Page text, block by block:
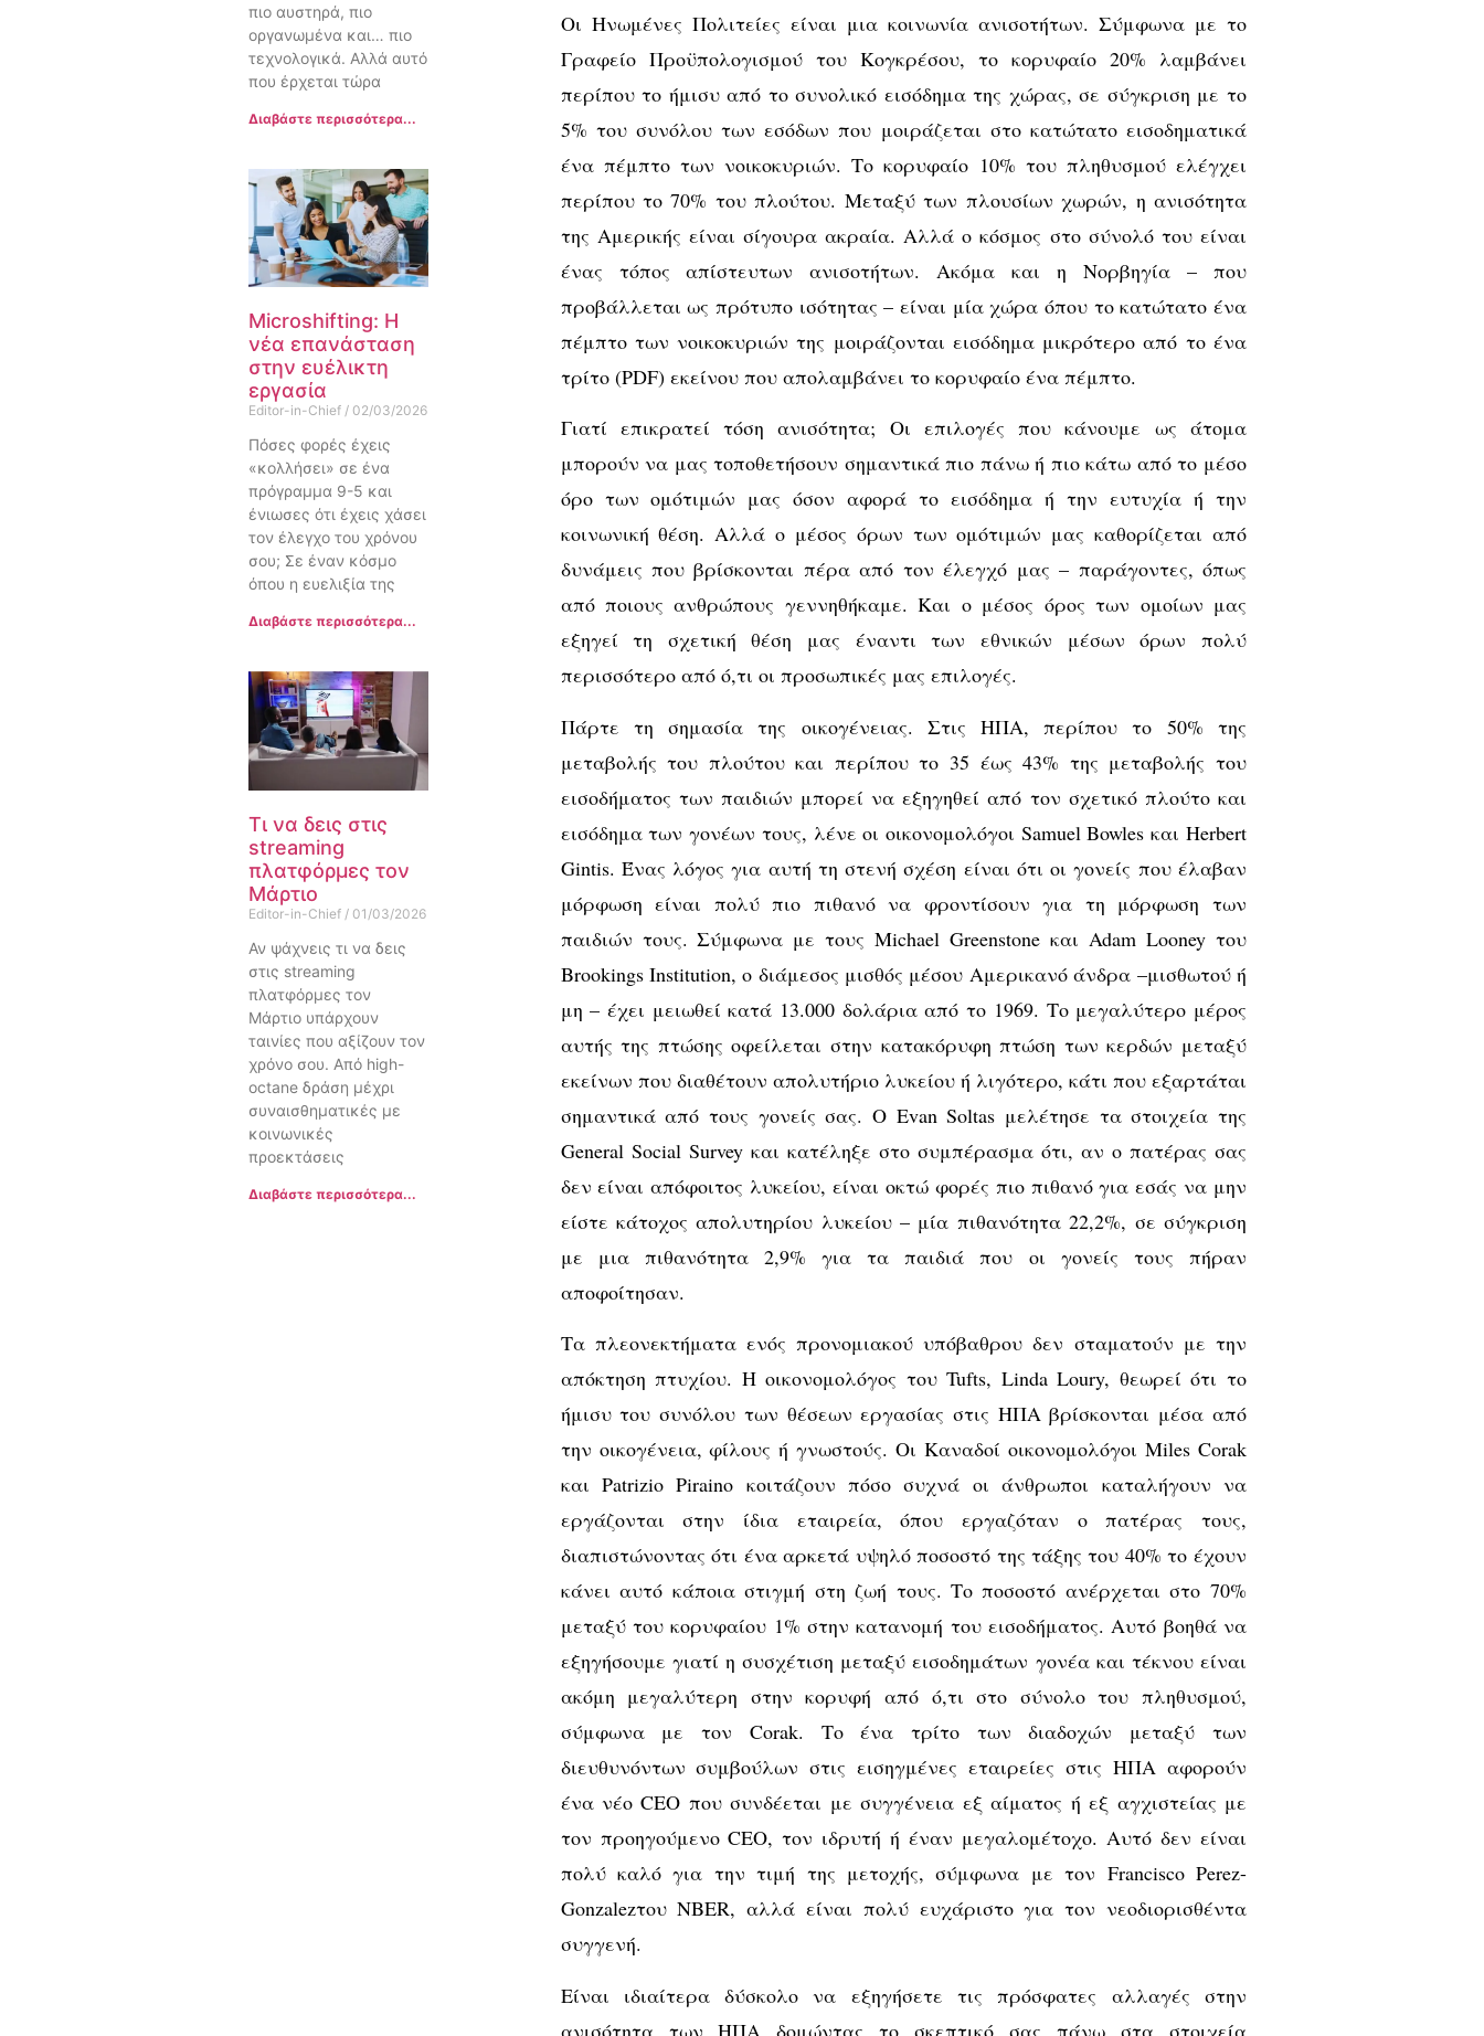
πιο αυστηρά, πιο
οργανωμένα και… πιο
τεχνολογικά. Αλλά αυτό
που έρχεται τώρα
Διαβάστε περισσότερα...
Microshifting: Η
νέα επανάσταση
στην ευέλικτη
εργασία
Editor-in-Chief 02/03/2026
Πόσες φορές έχεις
«κολλήσει» σε ένα
πρόγραμμα 9-5 και
ένιωσες ότι έχεις χάσει
τον έλεγχο του χρόνου
σου; Σε έναν κόσμο
όπου η ευελιξία της
Διαβάστε περισσότερα...
Τι να δεις στις
streaming
πλατφόρμες τον
Μάρτιο
Editor-in-Chief 01/03/2026
Αν ψάχνεις τι να δεις
στις streaming
πλατφόρμες τον
Μάρτιο υπάρχουν
ταινίες που αξίζουν τον
χρόνο σου. Από high-
octane δράση μέχρι
συναισθηματικές με
κοινωνικές
προεκτάσεις
Διαβάστε περισσότερα...
Οι Ηνωμένες Πολιτείες είναι μια κοινωνία ανισοτήτων. Σύμφωνα με το
Γραφείο Προϋπολογισμού του Κογκρέσου, το κορυφαίο 20% λαμβάνει
περίπου το ήμισυ από το συνολικό εισόδημα της χώρας, σε σύγκριση με το
5% του συνόλου των εσόδων που μοιράζεται στο κατώτατο εισοδηματικά
ένα πέμπτο των νοικοκυριών. Το κορυφαίο 10% του πληθυσμού ελέγχει
περίπου το 70% του πλούτου. Μεταξύ των πλουσίων χωρών, η ανισότητα
της Αμερικής είναι σίγουρα ακραία. Αλλά ο κόσμος στο σύνολό του είναι
ένας τόπος απίστευτων ανισοτήτων. Ακόμα και η Νορβηγία – που
προβάλλεται ως πρότυπο ισότητας – είναι μία χώρα όπου το κατώτατο ένα
πέμπτο των νοικοκυριών της μοιράζονται εισόδημα μικρότερο από το ένα
τρίτο (PDF) εκείνου που απολαμβάνει το κορυφαίο ένα πέμπτο.
Γιατί επικρατεί τόση ανισότητα; Οι επιλογές που κάνουμε ως άτομα
μπορούν να μας τοποθετήσουν σημαντικά πιο πάνω ή πιο κάτω από το μέσο
όρο των ομότιμών μας όσον αφορά το εισόδημα ή την ευτυχία ή την
κοινωνική θέση. Αλλά ο μέσος όρων των ομότιμών μας καθορίζεται από
δυνάμεις που βρίσκονται πέρα από τον έλεγχό μας – παράγοντες, όπως
από ποιους ανθρώπους γεννηθήκαμε. Και ο μέσος όρος των ομοίων μας
εξηγεί τη σχετική θέση μας έναντι των εθνικών μέσων όρων πολύ
περισσότερο από ό,τι οι προσωπικές μας επιλογές.
Πάρτε τη σημασία της οικογένειας. Στις ΗΠΑ, περίπου το 50% της
μεταβολής του πλούτου και περίπου το 35 έως 43% της μεταβολής του
εισοδήματος των παιδιών μπορεί να εξηγηθεί από τον σχετικό πλούτο και
εισόδημα των γονέων τους, λένε οι οικονομολόγοι Samuel Bowles και Herbert
Gintis. Ένας λόγος για αυτή τη στενή σχέση είναι ότι οι γονείς που έλαβαν
μόρφωση είναι πολύ πιο πιθανό να φροντίσουν για τη μόρφωση των
παιδιών τους. Σύμφωνα με τους Michael Greenstone και Adam Looney του
Brookings Institution, ο διάμεσος μισθός μέσου Αμερικανό άνδρα –μισθωτού ή
μη – έχει μειωθεί κατά 13.000 δολάρια από το 1969. Το μεγαλύτερο μέρος
αυτής της πτώσης οφείλεται στην κατακόρυφη πτώση των κερδών μεταξύ
εκείνων που διαθέτουν απολυτήριο λυκείου ή λιγότερο, κάτι που εξαρτάται
σημαντικά από τους γονείς σας. Ο Evan Soltas μελέτησε τα στοιχεία της
General Social Survey και κατέληξε στο συμπέρασμα ότι, αν ο πατέρας σας
δεν είναι απόφοιτος λυκείου, είναι οκτώ φορές πιο πιθανό για εσάς να μην
είστε κάτοχος απολυτηρίου λυκείου – μία πιθανότητα 22,2%, σε σύγκριση
με μια πιθανότητα 2,9% για τα παιδιά που οι γονείς τους πήραν
αποφοίτησαν.
Τα πλεονεκτήματα ενός προνομιακού υπόβαθρου δεν σταματούν με την
απόκτηση πτυχίου. Η οικονομολόγος του Tufts, Linda Loury, θεωρεί ότι το
ήμισυ του συνόλου των θέσεων εργασίας στις ΗΠΑ βρίσκονται μέσα από
την οικογένεια, φίλους ή γνωστούς. Οι Καναδοί οικονομολόγοι Miles Corak
και Patrizio Piraino κοιτάζουν πόσο συχνά οι άνθρωποι καταλήγουν να
εργάζονται στην ίδια εταιρεία, όπου εργαζόταν ο πατέρας τους,
διαπιστώνοντας ότι ένα αρκετά υψηλό ποσοστό της τάξης του 40% το έχουν
κάνει αυτό κάποια στιγμή στη ζωή τους. Το ποσοστό ανέρχεται στο 70%
μεταξύ του κορυφαίου 1% στην κατανομή του εισοδήματος. Αυτό βοηθά να
εξηγήσουμε γιατί η συσχέτιση μεταξύ εισοδημάτων γονέα και τέκνου είναι
ακόμη μεγαλύτερη στην κορυφή από ό,τι στο σύνολο του πληθυσμού,
σύμφωνα με τον Corak. Το ένα τρίτο των διαδοχών μεταξύ των
διευθυνόντων συμβούλων στις εισηγμένες εταιρείες στις ΗΠΑ αφορούν
ένα νέο CEO που συνδέεται με συγγένεια εξ αίματος ή εξ αγχιστείας με
τον προηγούμενο CEO, τον ιδρυτή ή έναν μεγαλομέτοχο. Αυτό δεν είναι
πολύ καλό για την τιμή της μετοχής, σύμφωνα με τον Francisco Perez-
Gonzalezτου NBER, αλλά είναι πολύ ευχάριστο για τον νεοδιορισθέντα
συγγενή.
Είναι ιδιαίτερα δύσκολο να εξηγήσετε τις πρόσφατες αλλαγές στην
ανισότητα των ΗΠΑ δομώντας το σκεπτικό σας πάνω στα στοιχεία